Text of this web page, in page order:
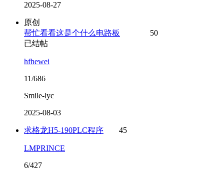
2025-08-27
原创
帮忙看看这是个什么电路板
50
已结帖
hfhewei
11/686
Smile-lyc
2025-08-03
求格龙H5-190PLC程序 45
LMPRINCE
6/427